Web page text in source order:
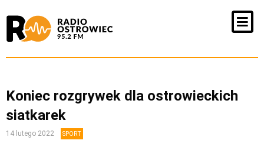
Koniec rozgrywek dla ostrowieckich
siatkarek
14 lutego 2022 SPORT